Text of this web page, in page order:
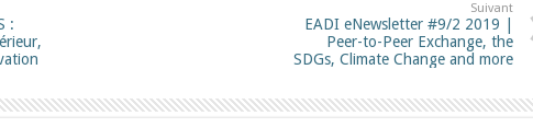
:
Suivant
EADI eNewsletter #9/2 2019 |
Peer-to-Peer Exchange, the
SDGs, Climate Change and more